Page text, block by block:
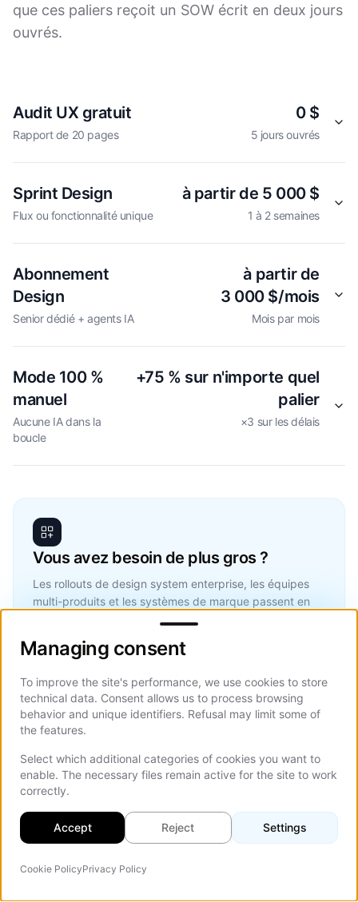
que ces paliers reçoit un SOW écrit en deux jours
ouvrés.
Audit UX gratuit
Rapport de 20 pages
0 $
5 jours ouvrés
Sprint Design
Flux ou fonctionnalité unique
à partir de 5 000 $
1 à 2 semaines
Abonnement
Design
Senior dédié + agents IA
à partir de
3 000 $/mois
Mois par mois
Mode 100 %
manuel
Aucune IA dans la
boucle
+75 % sur n'importe quel
palier
×3 sur les délais
Vous avez besoin de plus gros ?
Les rollouts de design system enterprise, les équipes
multi-produits et les systèmes de marque passent en
deux jours ouvrés.
Réserver un appel de cadrage
Prêt à voir ce qui vous
Managing consent
Managing consent
To improve the site's performance, we use cookies to store
technical data. Consent allows us to process browsing
behavior and unique identifiers. Refusal may limit some of
the features.
Select which additional categories of cookies you want to
enable. The necessary files remain active for the site to work
correctly.
Accept Reject Settings
Cookie PolicyPrivacy Policy